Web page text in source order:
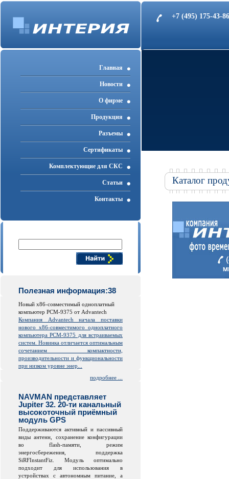
+7 (495) 175-43-
Главная
Новости
О фирме
Продукция
Разъемы
Cертификаты
Комплектующие для СКС
Статьи
Контакты
Полезная информация:38
Новый x86-совместимый одноплатный
компьютер PCM-9375 от Advantech
Компания Advantech начала поставки
нового x86-совместимого одноплатного
компьютера PCM-9375 для встраиваемых
систем. Новинка отличается оптимальным
сочетанием компактности,
производительности и функциональности
при низком уровне энер...
подробнее ...
NAVMAN представляет
Jupiter 32. 20-ти канальный
высокоточный приёмный
модуль GPS
Поддерживаются активный и пассивный
виды антенн, сохранение конфигурации
во flash-памяти, режим
энергосбережения, поддержка
SiRFInstantFiz. Модуль оптимально
подходит для использования в
устройствах с автономным питание, а
Каталог